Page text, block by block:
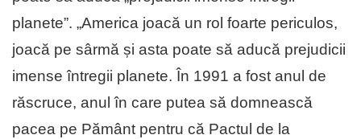
planete”. „America joacă un rol foarte periculos,
joacă pe sârmă și asta poate să aducă prejudicii
imense întregii planete. În 1991 a fost anul de
răscruce, anul în care putea să domnească
pacea pe Pământ pentru că Pactul de la